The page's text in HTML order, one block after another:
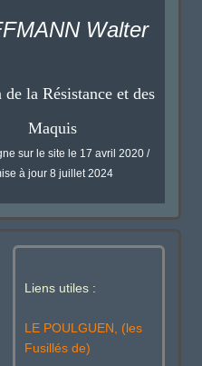
Walter
de la Résistance et des
Maquis
sur le site le 17 avril 2020 /
à jour 8 juillet 2024
Liens utiles :
LE POULGUEN, (les
Fusillés de)